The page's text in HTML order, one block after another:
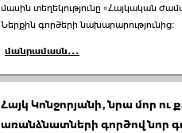
մասին տեղեկությունը «Հայկական
Ներքին գործերի նախարարությունից:
մանրամասն...
Հայկ Կոնջորյանի, նրա մոր ու
առանձնատների գործով նոր